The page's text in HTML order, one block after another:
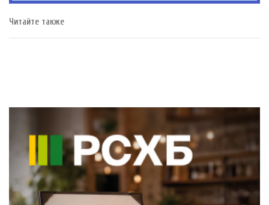
Читайте также